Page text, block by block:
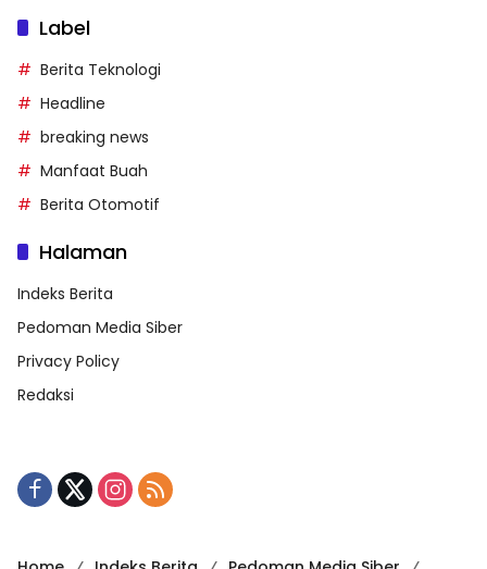
Label
Berita Teknologi
Headline
breaking news
Manfaat Buah
Berita Otomotif
Halaman
Indeks Berita
Pedoman Media Siber
Privacy Policy
Redaksi